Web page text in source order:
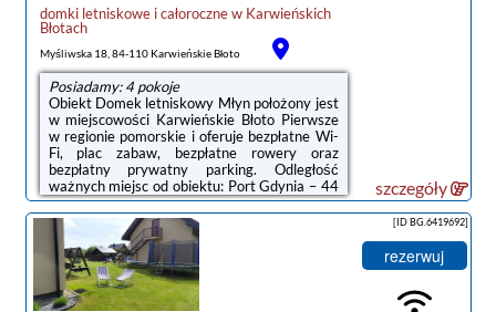
domki letniskowe i całorocznew Karwieńskich
Błotach
Myśliwska 18, 84-110 Karwieńskie Błoto
Posiadamy: 4 pokoje
Obiekt Domek letniskowy Młyn położony jest
w miejscowości Karwieńskie Błoto Pierwsze
w regionie pomorskie i oferuje bezpłatne Wi-
Fi, plac zabaw, bezpłatne rowery oraz
bezpłatny prywatny parking. Odległość
ważnych miejsc od obiektu: Port Gdynia – 44
km.Każda opcja zakwaterowania ma taras i
wyposażona jest w telewizor z płaskim
ekranem oraz pralkę. We wszystkich opcjach
znajduje się aneks kuchenny z pełnym
wyposażeniem, w tym lodówką, jak również
część wypoczynkowa z rozkładaną sofą oraz
prywatna łazienka z prysznicem.
szczegóły
[ID BG.6419692]
rezerwuj